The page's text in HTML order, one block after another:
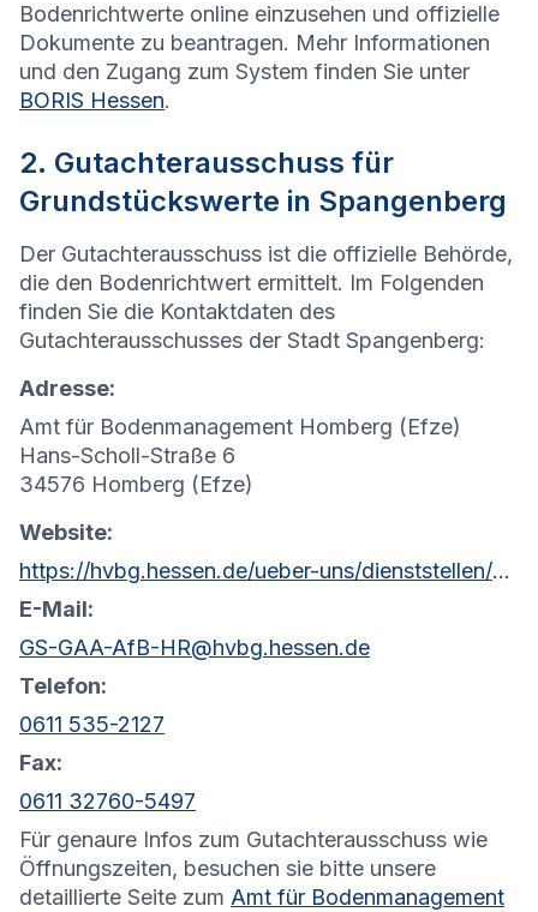
Bodenrichtwerte online einzusehen und offizielle
Dokumente zu beantragen. Mehr Informationen
und den Zugang zum System finden Sie unter
BORIS Hessen.
2. Gutachterausschuss für
Grundstückswerte in Spangenberg
Der Gutachterausschuss ist die offizielle Behörde,
die den Bodenrichtwert ermittelt. Im Folgenden
finden Sie die Kontaktdaten des
Gutachterausschusses der Stadt Spangenberg:
Adresse:
Amt für Bodenmanagement Homberg (Efze)
Hans-Scholl-Straße 6
34576 Homberg (Efze)
Website:
https://hvbg.hessen.de/ueber-uns/dienststellen/amt-fuer-bodenmanagement-homberg-efze
E-Mail:
GS-GAA-AfB-HR@hvbg.hessen.de
Telefon:
0611 535-2127
Fax:
0611 32760-5497
Für genaure Infos zum Gutachterausschuss wie
Öffnungszeiten, besuchen sie bitte unsere
detaillierte Seite zum Amt für Bodenmanagement